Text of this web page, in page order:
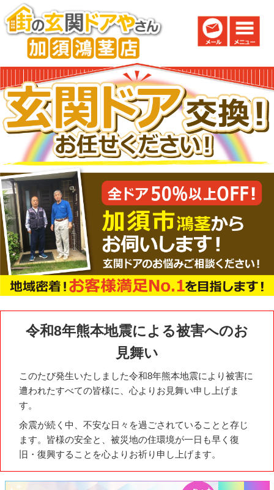
令和8年熊本地震による被害へのお
見舞い
このたび発生いたしました令和8年熊本地震により被害に
遭われたすべての皆様に、心よりお見舞い申し上げま
す。
余震が続く中、不安な日々を過ごされていることと存じ
ます。皆様の安全と、被災地の住環境が一日も早く復
旧・復興することを心よりお祈り申し上げます。